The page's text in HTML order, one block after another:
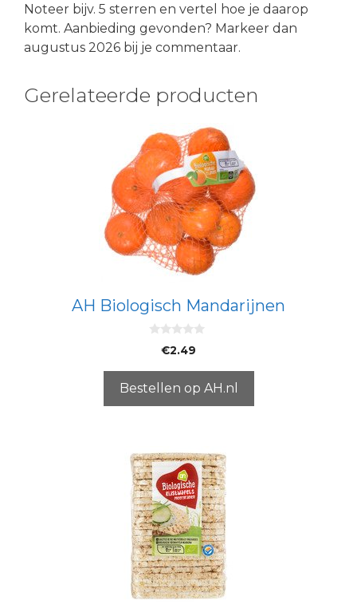
Noteer bijv. 5 sterren en vertel hoe je daarop
komt. Aanbieding gevonden? Markeer dan
augustus 2026 bij je commentaar.
Gerelateerde producten
AH Biologisch Mandarijnen
5
€2.49
Bestellen op AH.nl